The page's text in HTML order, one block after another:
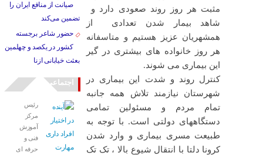
مثبت هر روز روند صعودی دارد و
شاهد بیمار شدن تعدادی از
همشهریان عزیز هستیم و متاسفانه
هر روز خانواده های بیشتری در گیر
این بیماری می شوند.
کنترل روند و شدت این بیماری در
شهرستان نیازمند تلاش همه جانبه
تمام مردم و مسئولین تمامی
دستگاههای دولتی است. با توجه به
طبیعت مسری بیماری و وارد شدن
کرونا دلتا با انتقال شیوع بالا ، تک تک
صیانت از منافع ایران را
تضمین می‌کند
حضور شاعر برجسته
کشور در یکصد و چهلمین
بعثت خیابانی ازنا
اجتماعی
رئیس
مرکز
آموزش
فنی و
حرفه ای